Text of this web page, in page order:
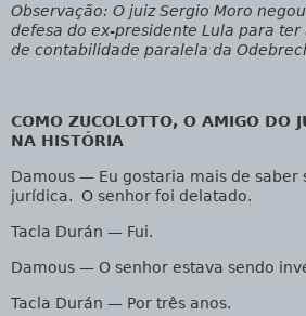
Observação: O juiz Sergio Moro
defesa do ex-presidente Lula para ter
de contabilidade paralela da
COMO ZUCOLOTTO, O AMIGO DO
NA HISTÓRIA
Damous — Eu gostaria mais de saber
jurídica. O senhor foi delatado.
Tacla Durán — Fui.
Damous — O senhor estava sendo
Tacla Durán — Por três anos.